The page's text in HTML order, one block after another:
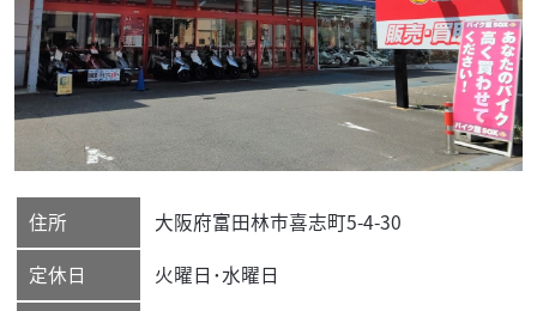
住所 大阪府富田林市喜志町5-4-30
定休日
火曜日･水曜日